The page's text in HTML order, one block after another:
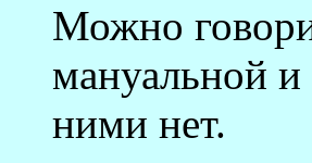
Можно
мануальной и
ними нет.